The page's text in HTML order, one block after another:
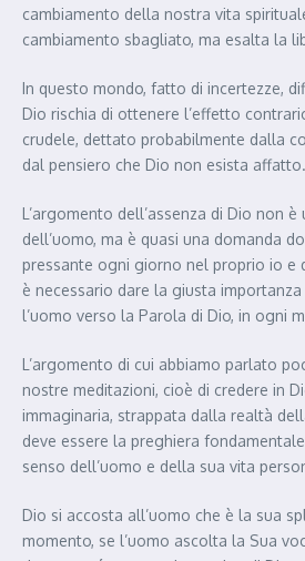
cambiamento della nostra vita
cambiamento sbagliato, ma esalta la
In questo mondo, fatto di incertezze,
Dio rischia di ottenere l’effetto
crudele, dettato probabilmente dalla
dal pensiero che Dio non esista affatto.
L’argomento dell’assenza di Dio non
dell’uomo, ma è quasi una domanda
pressante ogni giorno nel proprio io e
è necessario dare la giusta
l’uomo verso la Parola di Dio, in ogni
L’argomento di cui abbiamo parlato
nostre meditazioni, cioè di credere in
immaginaria, strappata dalla realtà
deve essere la preghiera
senso dell’uomo e della sua vita
Dio si accosta all’uomo che è la sua
momento, se l’uomo ascolta la Sua